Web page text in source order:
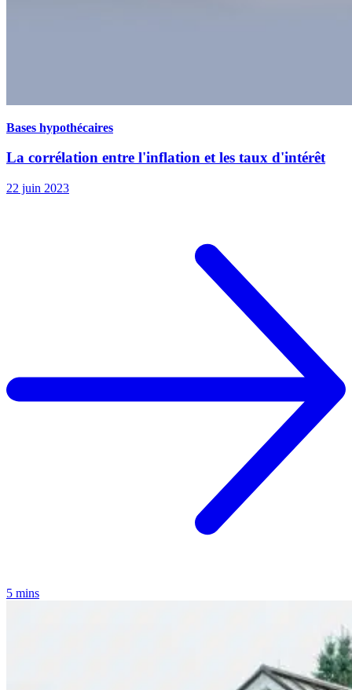
Bases hypothécaires
La corrélation entre l'inflation et les taux d'intérêt
22 juin 2023
5 mins